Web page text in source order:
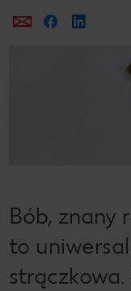
Prześlij e-
Bób, znany
to